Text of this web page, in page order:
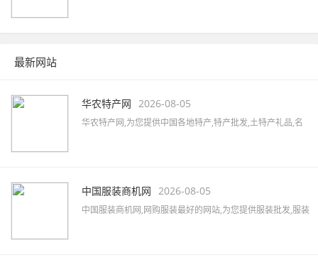
最新网站
华农特产网 2026-08-05
华农特产网,为您提供中国各地特产,特产批发,土特产礼品,名
艺品等,致力打造国内最大土特产线上交易市场!
中国服装商机网 2026-08-05
中国服装商机网,网购服装最好的网站,为您提供服装批发,服装